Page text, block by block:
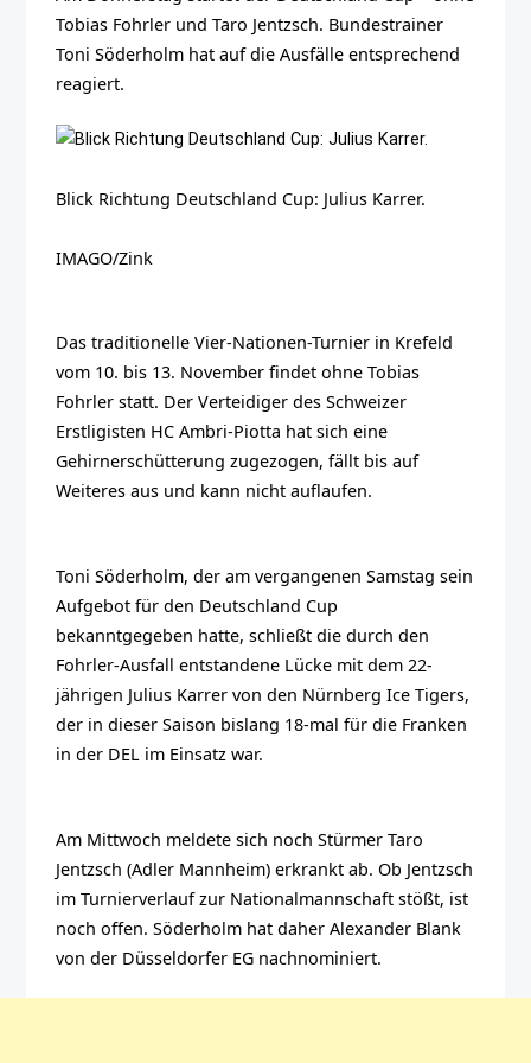
Tobias Fohrler und Taro Jentzsch. Bundestrainer
Toni Söderholm hat auf die Ausfälle entsprechend
reagiert.
Blick Richtung Deutschland Cup: Julius Karrer.
IMAGO/Zink
Das traditionelle Vier-Nationen-Turnier in Krefeld
vom 10. bis 13. November findet ohne Tobias
Fohrler statt. Der Verteidiger des Schweizer
Erstligisten HC Ambri-Piotta hat sich eine
Gehirnerschütterung zugezogen, fällt bis auf
Weiteres aus und kann nicht auflaufen.
Toni Söderholm, der am vergangenen Samstag sein
Aufgebot für den Deutschland Cup
bekanntgegeben hatte, schließt die durch den
Fohrler-Ausfall entstandene Lücke mit dem 22-
jährigen Julius Karrer von den Nürnberg Ice Tigers,
der in dieser Saison bislang 18-mal für die Franken
in der DEL im Einsatz war.
Am Mittwoch meldete sich noch Stürmer Taro
Jentzsch (Adler Mannheim) erkrankt ab. Ob Jentzsch
im Turnierverlauf zur Nationalmannschaft stößt, ist
noch offen. Söderholm hat daher Alexander Blank
von der Düsseldorfer EG nachnominiert.